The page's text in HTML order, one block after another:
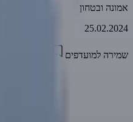
אמונה ובטחון
25.02.2024
שמירה למועדפים